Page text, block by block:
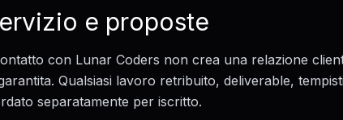
e proposte
con Lunar Coders non crea una relazione
Qualsiasi lavoro retribuito, deliverable,
separatamente per iscritto.